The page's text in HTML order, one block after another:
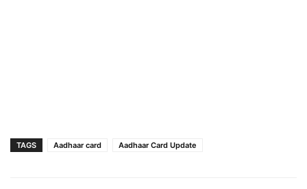
TAGS Aadhaar card Aadhaar Card Update